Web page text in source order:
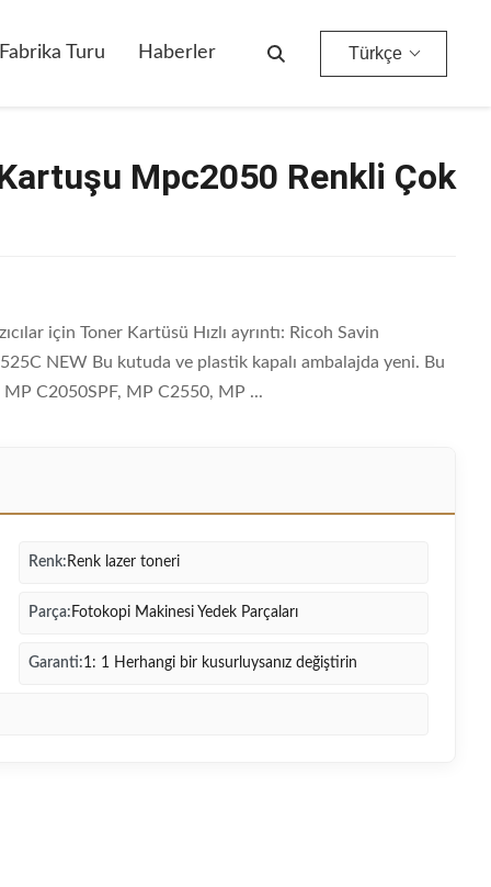
Fabrika Turu Haberler Türkçe
Mpc2050 Renkli Çok
için Toner Kartüsü Hızlı ayrıntı: Ricoh Savin
NEW Bu kutuda ve plastik kapalı ambalajda yeni. Bu
C2050SPF, MP C2550, MP ...
Renk: Renk lazer toneri
Parça: Fotokopi Makinesi Yedek Parçaları
Garanti:1: 1 Herhangi bir kusurluysanız değiştirin